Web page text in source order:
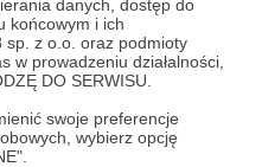
danych, dostęp do
końcowym i ich
sp. z o.o. oraz podmioty
w prowadzeniu działalności,
DO SERWISU.
swoje preferencje
wybierz opcję
6
3915 2534